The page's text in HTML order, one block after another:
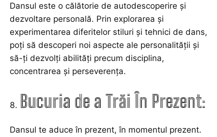
Dansul este o călătorie de autodescoperire și
dezvoltare personală. Prin explorarea și
experimentarea diferitelor stiluri și tehnici de dans,
poți să descoperi noi aspecte ale personalității și
să-ți dezvolți abilități precum disciplina,
concentrarea și perseverența.
Bucuria de a Trăi În Prezent:
Dansul te aduce în prezent, în momentul prezent.